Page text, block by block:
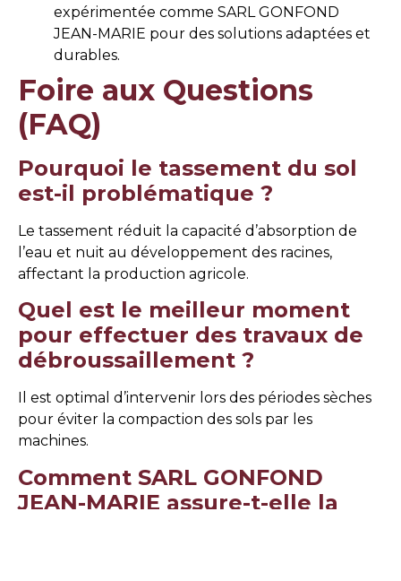
expérimentée comme SARL GONFOND
JEAN-MARIE pour des solutions adaptées et
durables.
Foire aux Questions
(FAQ)
Pourquoi le tassement du sol
est-il problématique ?
Le tassement réduit la capacité d’absorption de
l’eau et nuit au développement des racines,
affectant la production agricole.
Quel est le meilleur moment
pour effectuer des travaux de
débroussaillement ?
Il est optimal d’intervenir lors des périodes sèches
pour éviter la compaction des sols par les
machines.
Comment SARL GONFOND
JEAN-MARIE assure-t-elle la